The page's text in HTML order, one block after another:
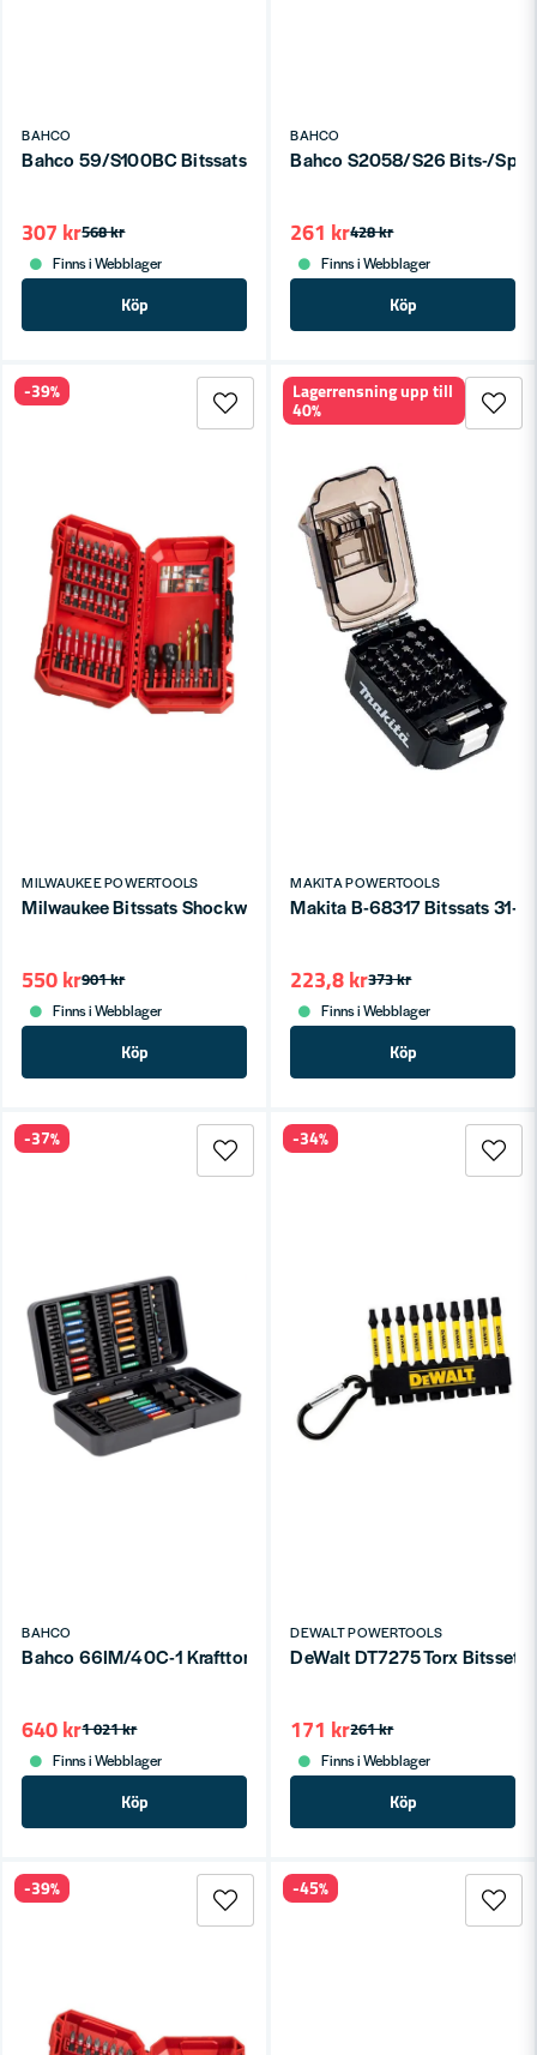
BAHCO
Bahco 59/S100BC Bitssats Färgkodade bits 100-delar
568 kr
307 kr
Finns i Webblager
Köp
BAHCO
Bahco S2058/S26 Bits-/
428 kr
261 kr
Finns i Webblager
Köp
MILWAUKEE POWERTOOLS
Milwaukee Bitssats Shockwave 40-delar
901 kr
550 kr
Finns i Webblager
Köp
-39%
MAKITA POWERTOOLS
Makita B-68317 Bitssats 31-
373 kr
223,8 kr
Finns i Webblager
Köp
Lagerrensning upp till
40%
BAHCO
Bahco 66IM/40C-1 Krafttorsionsbitsats 40 delar – Phillips,
1 021 kr
640 kr
Finns i Webblager
Köp
-37%
DEWALT POWERTOOLS
DeWalt DT7275 Torx Bitsset
261 kr
171 kr
Finns i Webblager
Köp
-34%
-39% -45%